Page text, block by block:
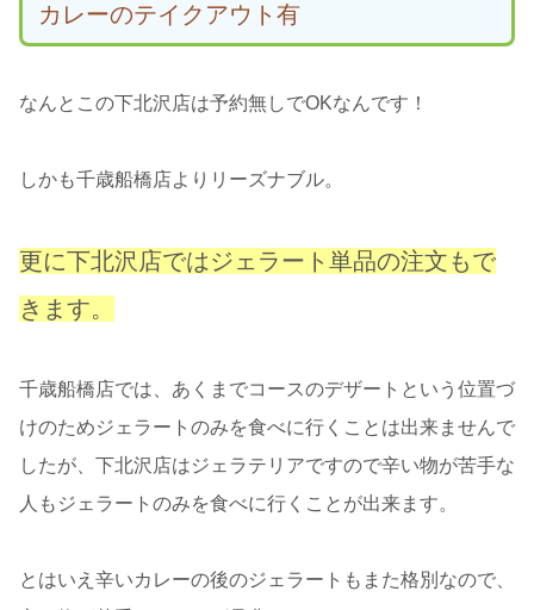
カレーのテイクアウト有
なんとこの下北沢店は予約無しでOKなんです！
しかも千歳船橋店よりリーズナブル。
更に下北沢店ではジェラート単品の注文もで
きます。
千歳船橋店では、あくまでコースのデザートという位置づ
けのためジェラートのみを食べに行くことは出来ませんで
したが、下北沢店はジェラテリアですので辛い物が苦手な
人もジェラートのみを食べに行くことが出来ます。
とはいえ辛いカレーの後のジェラートもまた格別なので、